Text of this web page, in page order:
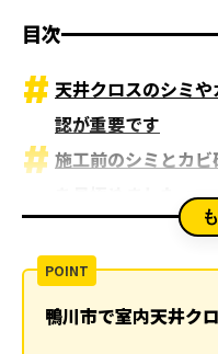
目次
天井クロスのシミ
認が重要です
施工前のシミとカ
クロス撤去でカビ
ました
ります
鴨川市で室内天井ク